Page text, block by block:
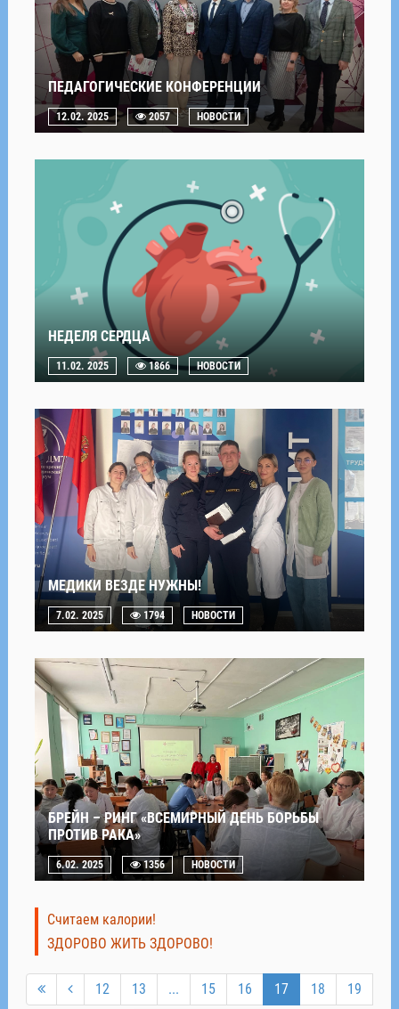
ПЕДАГОГИЧЕСКИЕ КОНФЕРЕНЦИИ
12.02. 2025 2057 НОВОСТИ
НЕДЕЛЯ СЕРДЦА
11.02. 2025 1866 НОВОСТИ
МЕДИКИ ВЕЗДЕ НУЖНЫ!
7.02. 2025 1794 НОВОСТИ
БРЕЙН – РИНГ «ВСЕМИРНЫЙ ДЕНЬ БОРЬБЫ
ПРОТИВ РАКА»
6.02. 2025 1356 НОВОСТИ
Считаем калории!
ЗДОРОВО ЖИТЬ ЗДОРОВО!
12 13 ... 15 16 17 18 19